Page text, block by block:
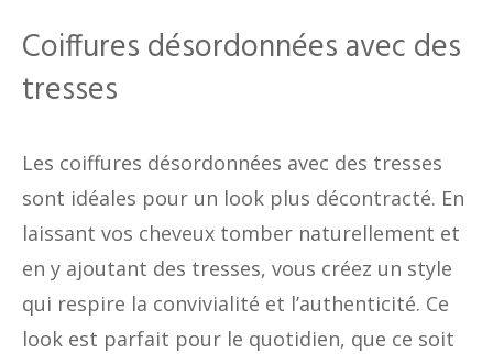
Coiffures désordonnées avec des
tresses
Les coiffures désordonnées avec des tresses
sont idéales pour un look plus décontracté. En
laissant vos cheveux tomber naturellement et
en y ajoutant des tresses, vous créez un style
qui respire la convivialité et l’authenticité. Ce
look est parfait pour le quotidien, que ce soit